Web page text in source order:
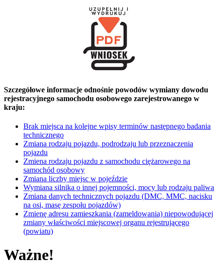
Szczegółowe informacje odnośnie powodów wymiany dowodu
rejestracyjnego samochodu osobowego zarejestrowanego w
kraju:
Brak miejsca na kolejne wpisy terminów następnego badania
technicznego
Zmiana rodzaju pojazdu, podrodzaju lub przeznaczenia
pojazdu
Zmiena rodzaju pojazdu z samochodu ciężarowego na
samochód osobowy
Zmiana liczby miejsc w pojeździe
Wymiana silnika o innej pojemności, mocy lub rodzaju paliwa
Zmiana danych technicznych pojazdu (DMC, MMC, nacisku
na osi, masę zespołu pojazdów)
Zmienę adresu zamieszkania (zameldowania) niepowodującej
zmiany właściwości miejscowej organu rejestrującego
(powiatu)
Ważne!